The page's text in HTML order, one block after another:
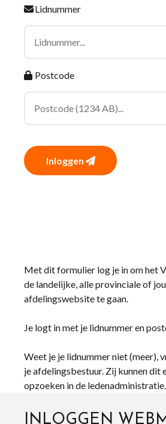
Lidnummer
Postcode
Inloggen
Met dit formulier log je in om het
de landelijke, alle provinciale of
afdelingswebsite te gaan.
Je logt in met je lidnummer en
Weet je je lidnummer niet (meer),
je afdelingsbestuur. Zij kunnen dit
opzoeken in de ledenadministratie.
INLOGGEN